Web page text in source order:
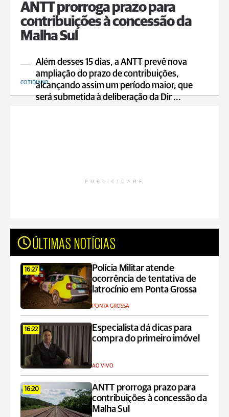
ANTT prorroga prazo para
contribuições à concessão da
Malha Sul
Além desses 15 dias, a ANTT prevê nova
ampliação do prazo de contribuições,
alcançando assim um período maior, que
será submetida à deliberação da Dir ...
COTIDIANO
PUBLICIDADE
ÚLTIMAS NOTÍCIAS
16:27
Polícia Militar atende
ocorrência de tentativa de
latrocínio em Ponta Grossa
PONTA GROSSA
16:22
Especialista dá dicas para
compra do primeiro imóvel
AO VIVO
16:20
ANTT prorroga prazo para
contribuições à concessão da
Malha Sul